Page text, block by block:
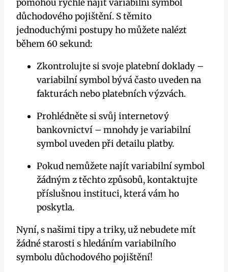
pomohou rychle najít variabilní symbol
důchodového pojištění. S těmito
jednoduchými postupy ho můžete nalézt
během 60 sekund:
Zkontrolujte si svoje platební doklady –
variabilní symbol bývá často uveden na
fakturách nebo platebních výzvách.
Prohlédněte si svůj internetový
bankovnictví – mnohdy je variabilní
symbol uveden při detailu platby.
Pokud nemůžete najít variabilní symbol
žádným z těchto způsobů, kontaktujte
příslušnou instituci, která vám ho
poskytla.
Nyní, s našimi tipy a triky, už nebudete mít
žádné starosti s hledáním variabilního
symbolu důchodového pojištění!